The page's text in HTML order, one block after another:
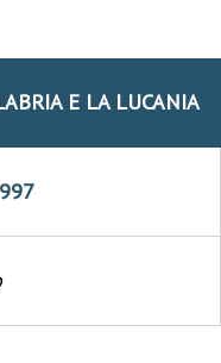
E LA LUCANIA